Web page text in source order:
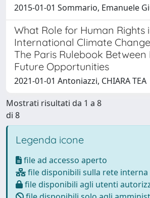
2015-01-01 Sommario, Emanuele
What Role for Human Rights
International Climate
The Paris Rulebook Between
Future Opportunities
2021-01-01 Antoniazzi, CHIARA TEA
Mostrati risultati da 1 a 8
di 8
Legenda icone
file ad accesso aperto
file disponibili sulla rete interna
file disponibili agli utenti